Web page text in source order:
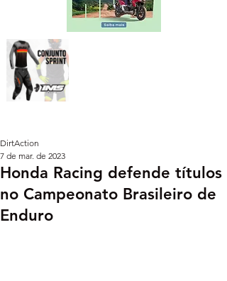
Honda Racing defende títulos
no Campeonato Brasileiro de
Enduro
DirtAction
7 de mar. de 2023